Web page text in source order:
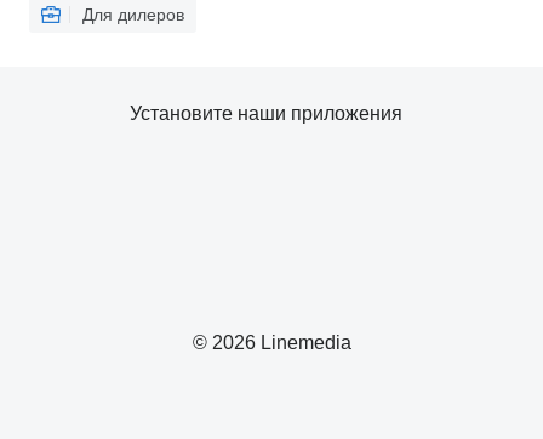
Для дилеров
© 2026 Linemedia
Установите наши приложения